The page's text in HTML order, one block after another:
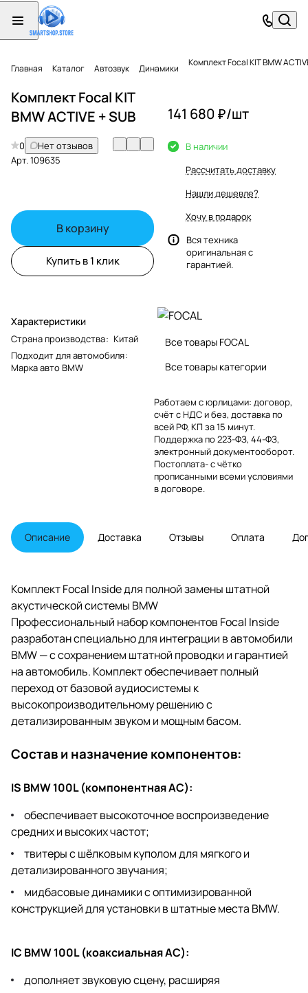
Главная Каталог Автозвук Динамики Комплект Focal KIT BMW
Комплект Focal KIT
BMW ACTIVE + SUB
0
Нет отзывов
Арт.109635
В корзину
Купить в 1 клик
Характеристики
Страна производства: Китай
Подходит для автомобиля:
Марка авто BMW
141 680 ₽/шт
В наличии
Рассчитать доставку
Нашли дешевле?
Хочу в подарок
Вся техника
оригинальная с
гарантией.
Все товары FOCAL
Все товары категории
Работаем с юрлицами: договор,
счёт с НДС и без, доставка по
всей РФ, КП за 15 минут.
Поддержка по 223-ФЗ, 44-ФЗ,
электронный документооборот.
Постоплата- с чётко
прописанными всеми условиями
в договоре.
Описание Доставка Отзывы Оплата
Комплект Focal Inside для полной замены штатной
акустической системы BMW
Профессиональный набор компонентов Focal Inside
разработан специально для интеграции в автомобили
BMW — с сохранением штатной проводки и гарантией
на автомобиль. Комплект обеспечивает полный
переход от базовой аудиосистемы к
высокопроизводительному решению с
детализированным звуком и мощным басом.
Состав и назначение компонентов:
IS BMW 100L (компонентная АС):
обеспечивает высокоточное воспроизведение
средних и высоких частот;
твитеры с шёлковым куполом для мягкого и
детализированного звучания;
мидбасовые динамики с оптимизированной
конструкцией для установки в штатные места BMW.
IC BMW 100L (коаксиальная АС):
дополняет звуковую сцену, расширяя